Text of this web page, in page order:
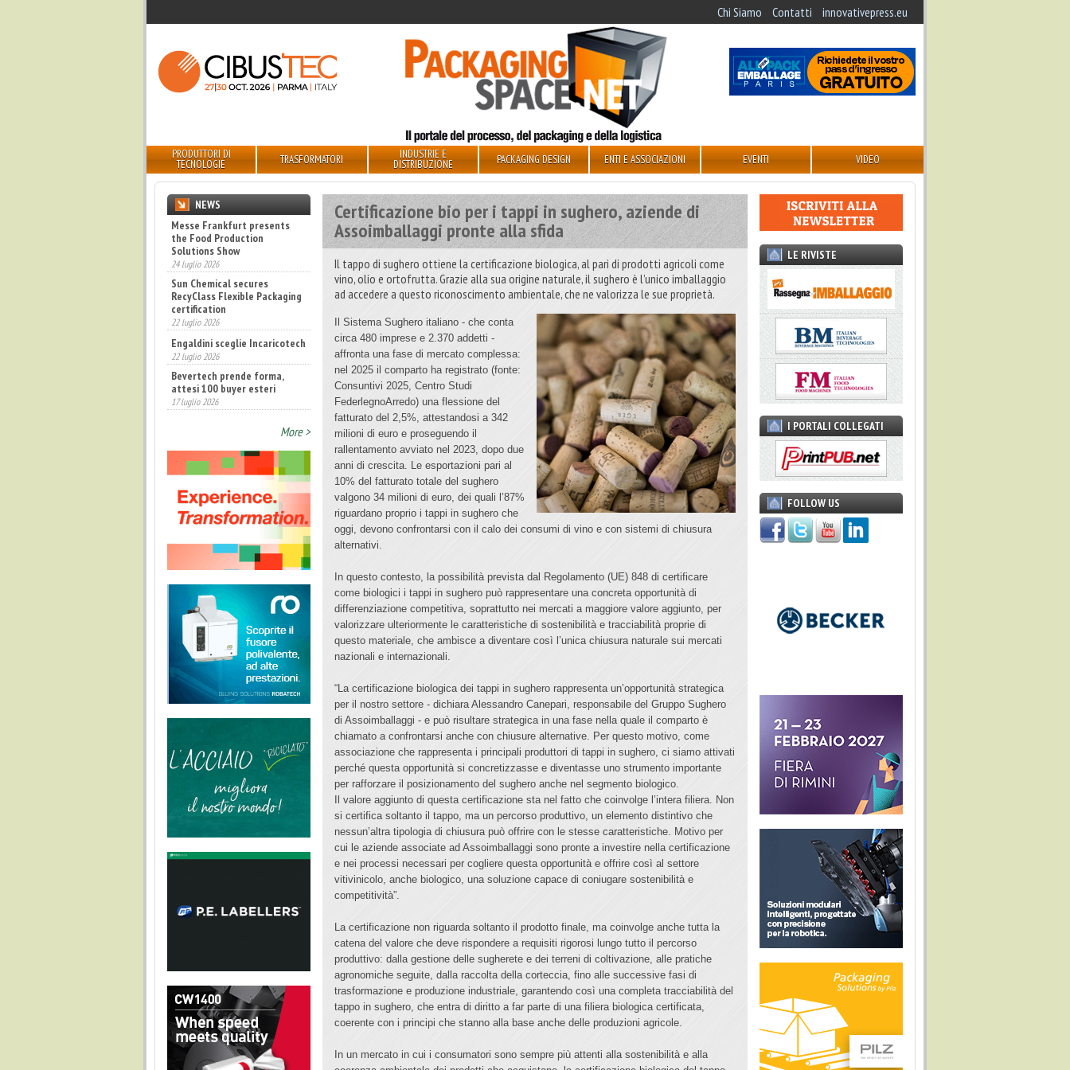
Chi Siamo Contatti innovativepress.eu
PRODUTTORI DI
TECNOLOGIE TRASFORMATORI INDUSTRIE E
DISTRIBUZIONE PACKAGING DESIGN ENTI E ASSOCIAZIONI EVENTI VIDEO
Certificazione bio per i tappi in sughero, aziende di
Assoimballaggi pronte alla sfida
Il tappo di sughero ottiene la certificazione biologica, al pari di prodotti agricoli come
vino, olio e ortofrutta. Grazie alla sua origine naturale, il sughero è l’unico imballaggio
ad accedere a questo riconoscimento ambientale, che ne valorizza le sue proprietà.
Il Sistema Sughero italiano - che conta
circa 480 imprese e 2.370 addetti -
affronta una fase di mercato complessa:
nel 2025 il comparto ha registrato (fonte:
Consuntivi 2025, Centro Studi
FederlegnoArredo) una flessione del
fatturato del 2,5%, attestandosi a 342
milioni di euro e proseguendo il
rallentamento avviato nel 2023, dopo due
anni di crescita. Le esportazioni pari al
10% del fatturato totale del sughero
valgono 34 milioni di euro, dei quali l’87%
riguardano proprio i tappi in sughero che
oggi, devono confrontarsi con il calo dei consumi di vino e con sistemi di chiusura
alternativi.
In questo contesto, la possibilità prevista dal Regolamento (UE) 848 di certificare
come biologici i tappi in sughero può rappresentare una concreta opportunità di
differenziazione competitiva, soprattutto nei mercati a maggiore valore aggiunto, per
valorizzare ulteriormente le caratteristiche di sostenibilità e tracciabilità proprie di
questo materiale, che ambisce a diventare così l’unica chiusura naturale sui mercati
nazionali e internazionali.
“La certificazione biologica dei tappi in sughero rappresenta un’opportunità strategica
per il nostro settore - dichiara Alessandro Canepari, responsabile del Gruppo Sughero
di Assoimballaggi - e può risultare strategica in una fase nella quale il comparto è
chiamato a confrontarsi anche con chiusure alternative. Per questo motivo, come
associazione che rappresenta i principali produttori di tappi in sughero, ci siamo attivati
perché questa opportunità si concretizzasse e diventasse uno strumento importante
per rafforzare il posizionamento del sughero anche nel segmento biologico.
Il valore aggiunto di questa certificazione sta nel fatto che coinvolge l’intera filiera. Non
si certifica soltanto il tappo, ma un percorso produttivo, un elemento distintivo che
nessun’altra tipologia di chiusura può offrire con le stesse caratteristiche. Motivo per
cui le aziende associate ad Assoimballaggi sono pronte a investire nella certificazione
e nei processi necessari per cogliere questa opportunità e offrire così al settore
vitivinicolo, anche biologico, una soluzione capace di coniugare sostenibilità e
competitività”.
La certificazione non riguarda soltanto il prodotto finale, ma coinvolge anche tutta la
catena del valore che deve rispondere a requisiti rigorosi lungo tutto il percorso
produttivo: dalla gestione delle sugherete e dei terreni di coltivazione, alle pratiche
agronomiche seguite, dalla raccolta della corteccia, fino alle successive fasi di
trasformazione e produzione industriale, garantendo così una completa tracciabilità del
tappo in sughero, che entra di diritto a far parte di una filiera biologica certificata,
coerente con i principi che stanno alla base anche delle produzioni agricole.
In un mercato in cui i consumatori sono sempre più attenti alla sostenibilità e alla
NEWS
Messe Frankfurt presents
the Food Production
Solutions Show
24 luglio 2026
Sun Chemical secures
RecyClass Flexible Packaging
certification
22 luglio 2026
Engaldini sceglie Incaricotech
22 luglio 2026
Bevertech prende forma,
attesi 100 buyer esteri
17 luglio 2026
Diamonds Awards 2026 di FTA
14 luglio 2026
More >
LE RIVISTE
I PORTALI COLLEGATI
FOLLOW US